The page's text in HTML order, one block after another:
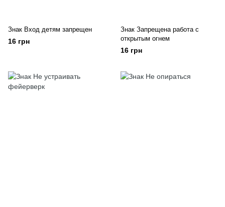
Знак Вход детям запрещен
16 грн
Знак Запрещена работа с
открытым огнем
16 грн